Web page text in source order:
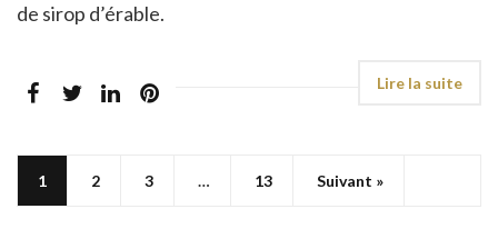
de sirop d’érable.
1 2 3 … 13 Suivant »